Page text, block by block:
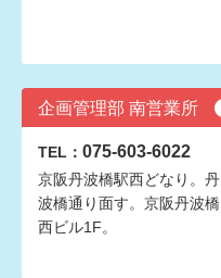
企画管理部 南営業所
TEL： 075-603-6022
京阪丹波橋駅西どなり。丹
波橋通り面す。京阪丹波橋
西ビル1F。